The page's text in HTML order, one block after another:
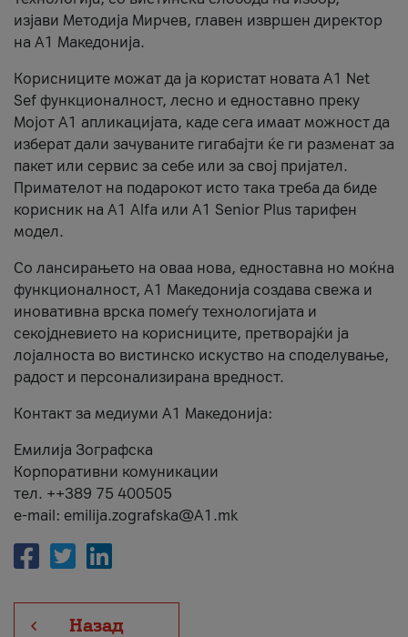
изјави Методија Мирчев, главен извршен директор
на А1 Македонија.
Корисниците можат да ја користат новата А1 Net
Sef функционалност, лесно и едноставно преку
Мојот А1 апликацијата, каде сега имаат можност да
изберат дали зачуваните гигабајти ќе ги разменат за
пакет или сервис за себе или за свој пријател.
Примателот на подарокот исто така треба да биде
корисник на А1 Alfa или A1 Senior Plus тарифен
модел.
Со лансирањето на оваа нова, едноставна но моќна
функционалност, А1 Македонија создава свежа и
иновативна врска помеѓу технологијата и
секојдневието на корисниците, претворајќи ја
лојалноста во вистинско искуство на споделување,
радост и персонализирана вредност.
Контакт за медиуми А1 Македонија:
Емилија Зографска
Корпоративни комуникации
тел. ++389 75 400505
e-mail: emilija.zografska@A1.mk
Назад